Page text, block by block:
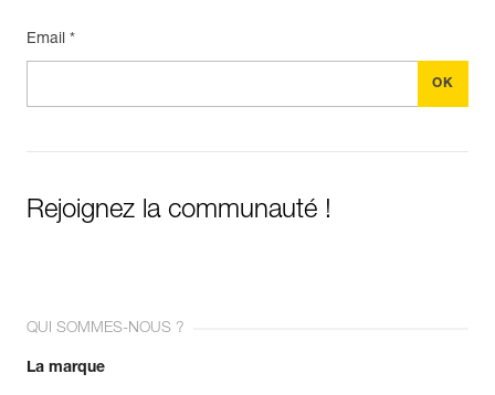
Email *
Rejoignez la communauté !
QUI SOMMES-NOUS ?
La marque